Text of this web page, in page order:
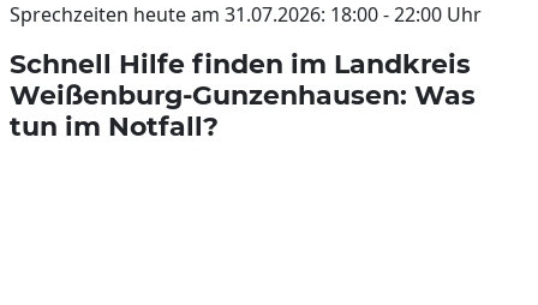
Sprechzeiten heute am 31.07.2026: 18:00 - 22:00 Uhr
Schnell Hilfe finden im Landkreis
Weißenburg-Gunzenhausen: Was
tun im Notfall?